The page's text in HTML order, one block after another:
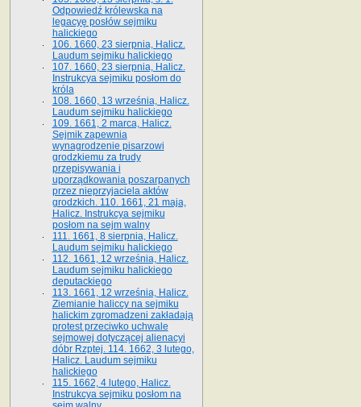
Odpowiedź królewska na
legacyę posłów sejmiku
halickiego
106. 1660, 23 sierpnia, Halicz.
Laudum sejmiku halickiego
107. 1660, 23 sierpnia, Halicz.
Instrukcya sejmiku posłom do
króla
108. 1660, 13 września, Halicz.
Laudum sejmiku halickiego
109. 1661, 2 marca, Halicz.
Sejmik zapewnia
wynagrodzenie pisarzowi
grodzkiemu za trudy
przepisywania i
uporządkowania poszarpanych
przez nieprzyjaciela aktów
grodzkich. 110. 1661, 21 maja,
Halicz. Instrukcya sejmiku
posłom na sejm walny
111. 1661, 8 sierpnia, Halicz.
Laudum sejmiku halickiego
112. 1661, 12 września, Halicz.
Laudum sejmiku halickiego
deputackiego
113. 1661, 12 września, Halicz.
Ziemianie haliccy na sejmiku
halickim zgromadzeni zakładają
protest przeciwko uchwale
sejmowej dotyczącej alienacyi
dóbr Rzptej. 114. 1662, 3 lutego,
Halicz. Laudum sejmiku
halickiego
115. 1662, 4 lutego, Halicz.
Instrukcya sejmiku posłom na